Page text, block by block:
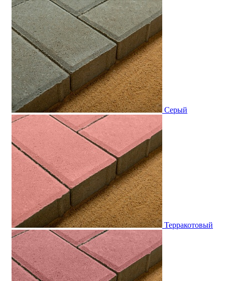
Серый
Терракотовый